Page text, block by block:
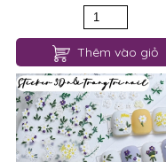
Thêm vào giỏ